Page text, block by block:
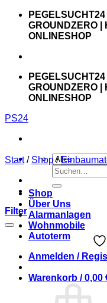
Zum
springen
PEGELSUCHT24
GROUNDZERO |
ONLINESHOP
PEGELSUCHT24
GROUNDZERO |
ONLINESHOP
PS24
Suchen
nach:
Shop
Über Uns
Alarmanlagen
Wohnmobile
Autoterm
Anmelden /
Warenkorb /0,00
Start / Shop /
Filter